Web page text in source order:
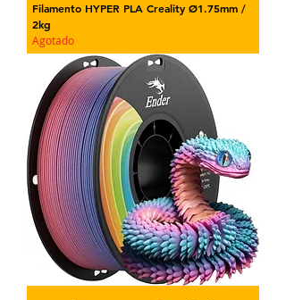
Filamento HYPER PLA Creality Ø1.75mm /
2kg
Agotado